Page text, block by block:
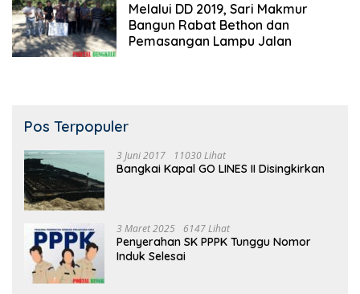
Melalui DD 2019, Sari Makmur
Bangun Rabat Bethon dan
Pemasangan Lampu Jalan
Pos Terpopuler
3 Juni 2017 11030 Lihat
Bangkai Kapal GO LINES II Disingkirkan
3 Maret 2025 6147 Lihat
Penyerahan SK PPPK Tunggu Nomor
Induk Selesai